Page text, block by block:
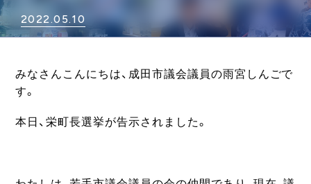
2022.05.10
みなさんこんにちは、成田市議会議員の雨宮しんごで
す。
本日、栄町長選挙が告示されました。